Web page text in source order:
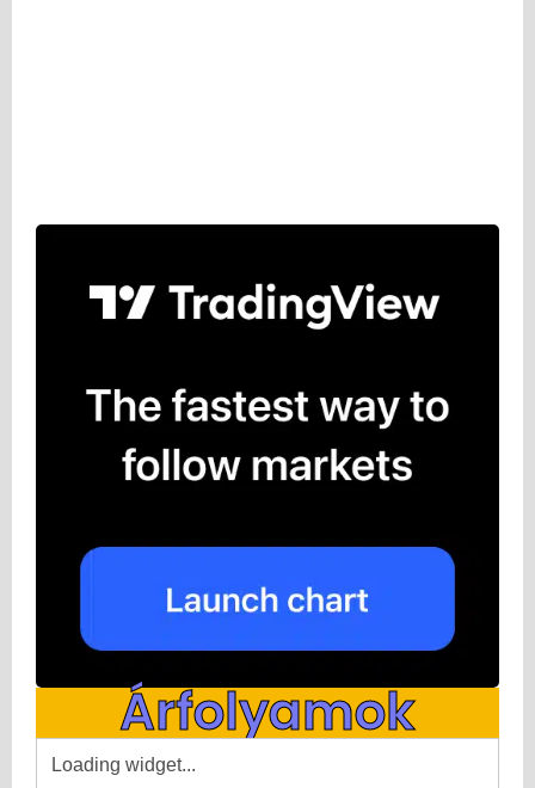
Árfolyamok